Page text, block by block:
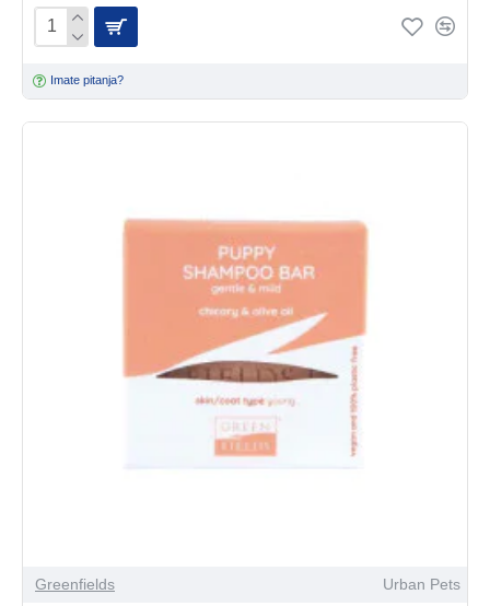
Imate pitanja?
Greenfields Urban Pets